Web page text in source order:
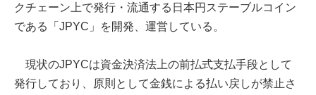
クチェーン上で発行・流通する日本円ステーブルコイン
である「JPYC」を開発、運営している。
現状のJPYCは資金決済法上の前払式支払手段として
発行しており、原則として金銭による払い戻しが禁止さ